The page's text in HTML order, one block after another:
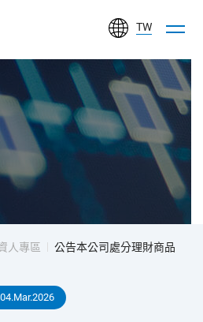
TW
投
人
專
人專區 公告本公司處分理財商品
04.Mar.2026